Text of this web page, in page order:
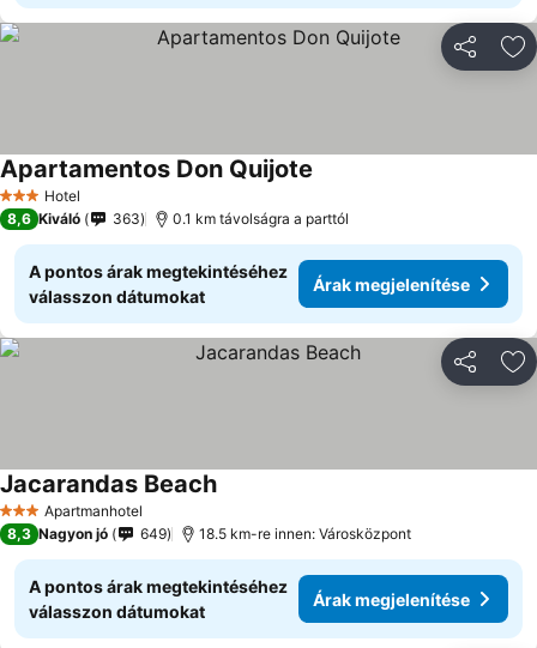
3 Kategória
Hotel
Apartamentos Don Quijote
8,6 Kiváló 363 0.1 km távolságra a parttól
A pontos árak megtekintéséhez
válasszon dátumokat
Árak megjelenítése
3 KategóriaApartmanhotel
Jacarandas Beach
8,3 Nagyon jó 649 18.5 km-re innen: Városközpont
A pontos árak megtekintéséhez
válasszon dátumokat
Árak megjelenítése